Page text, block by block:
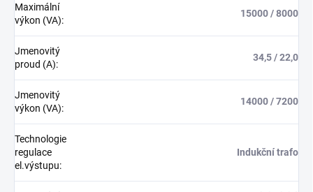
Maximální
výkon (VA):
15000 / 8000
Jmenovitý
proud (A):
34,5 / 22,0
Jmenovitý
výkon (VA):
14000 / 7200
Technologie
regulace
el.výstupu:
Indukční trafo